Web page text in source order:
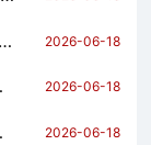
2026-06-18
2026-06-18
2026-06-18